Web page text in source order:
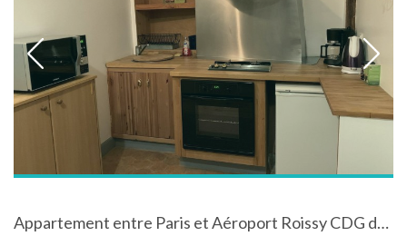
Appartement entre Paris et Aéroport Roissy CDG dans demeure de charme